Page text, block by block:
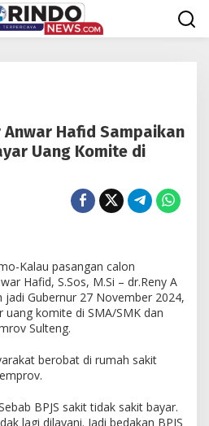
Anwar Hafid Sampaikan
Uang Komite di
Kalau pasangan calon
Hafid, S.Sos, M.Si – dr.Reny A
Gubernur 27 November 2024,
uang komite di SMA/SMK dan
Sulteng.
berobat di rumah sakit
BPJS sakit tidak sakit bayar.
lagi dilayani. Jadi bedakan BPJS